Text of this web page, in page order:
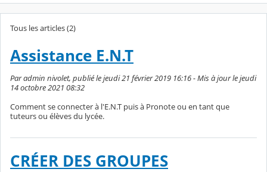
Tous les articles (2)
Assistance E.N.T
Par admin nivolet, publié le jeudi 21 février 2019 16:16 - Mis à jour le jeudi
14 octobre 2021 08:32
Comment se connecter à l'E.N.T puis à Pronote ou en tant que
tuteurs ou élèves du lycée.
CRÉER DES GROUPES